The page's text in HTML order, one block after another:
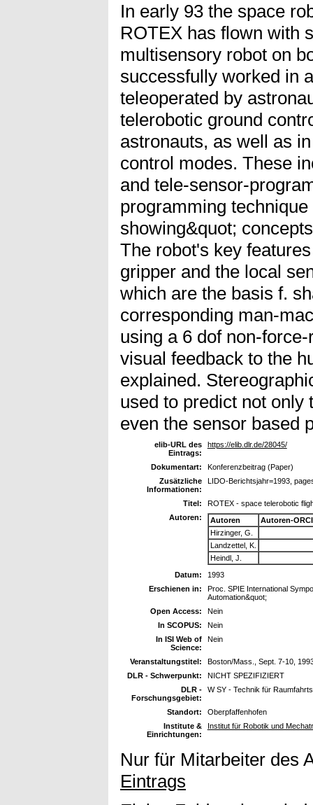
In early 93 the space
ROTEX has flown with
multisensory robot on
successfully worked in
teleoperated by
telerobotic ground
astronauts, as well as
control modes. These
and tele-sensor-
programming
showing&quot;
The robot's key
gripper and the local
which are the basis f.
corresponding man-
using a 6 dof non-
visual feedback to the
explained.
used to predict not only
even the sensor based
elib-URL des
Eintrags:
https://elib.dlr.de/28045/
Dokumentart:
Konferenzbeitrag (Paper)
Zusätzliche
Informationen:
LIDO-Berichtsjahr=1993,
Titel:
ROTEX - space telerobotic
Autoren:
Autoren
Autoren-
Hirzinger, G.
Landzettel, K.
Heindl, J.
Datum:
1993
Erschienen in:
Proc. SPIE International
Automation&quot;
Open Access:
Nein
In SCOPUS:
Nein
In ISI Web of
Science:
Nein
Veranstaltungstitel:
Boston/Mass., Sept. 7-10,
DLR - Schwerpunkt:
NICHT SPEZIFIZIERT
DLR -
Forschungsgebiet:
W SY - Technik für
Standort:
Oberpfaffenhofen
Institute &
Einrichtungen:
Institut für Robotik und
Nur für Mitarbeiter des
Eintrags